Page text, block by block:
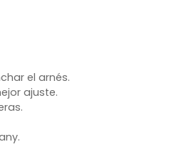
el arnés.
ajuste.